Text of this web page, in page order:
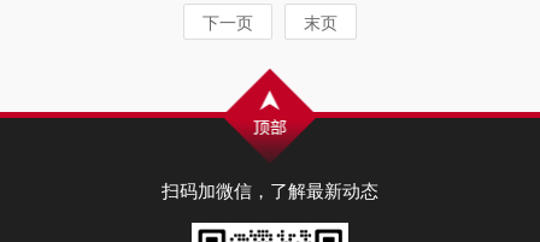
下一页 末页
扫码加微信，了解最新动态